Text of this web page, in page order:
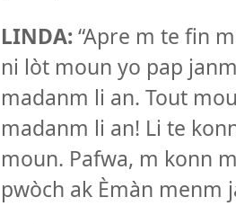
LINDA: “Apre m te fin
ni lòt moun yo pap
madanm li an. Tout
madanm li an! Li te
moun. Pafwa, m konn
pwòch ak Èmàn menm